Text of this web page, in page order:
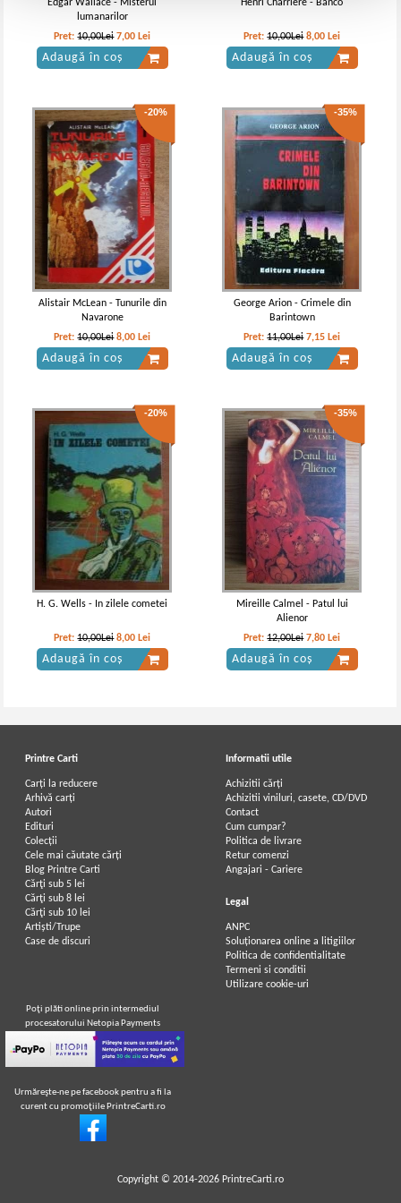
Edgar Wallace - Misterul
lumanarilor
Pret:10,00Lei 7,00 Lei
Adaugă în coș
Henri Charriere - Banco
Pret:10,00Lei 8,00 Lei
Adaugă în coș
-20%
Alistair McLean - Tunurile din
Navarone
Pret:10,00Lei 8,00 Lei
Adaugă în coș
-35%
George Arion - Crimele din
Barintown
Pret:11,00Lei 7,15 Lei
Adaugă în coș
-20%
H. G. Wells - In zilele cometei
Pret:10,00Lei 8,00 Lei
Adaugă în coș
-35%
Mireille Calmel - Patul lui
Alienor
Pret:12,00Lei 7,80 Lei
Adaugă în coș
Printre Carti
Carți la reducere
Arhivă carți
Autori
Edituri
Colecții
Cele mai căutate cărți
Blog Printre Carti
Cărţi sub 5 lei
Cărţi sub 8 lei
Cărţi sub 10 lei
Artiști/Trupe
Case de discuri
Informatii utile
Achizitii cărți
Achizitii viniluri, casete, CD/DVD
Contact
Cum cumpar?
Politica de livrare
Retur comenzi
Angajari - Cariere
Legal
ANPC
Soluționarea online a litigiilor
Politica de confidentialitate
Termeni si conditii
Utilizare cookie-uri
Poţi plăti online prin intermediul
procesatorului Netopia Payments
Urmăreşte-ne pe facebook pentru a fi la
curent cu promoţiile PrintreCarti.ro
Copyright © 2014-2026 PrintreCarti.ro